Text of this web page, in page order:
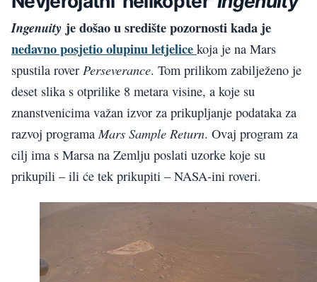
Ingenuity je došao u središte pozornosti kada je
nedavno posjetio olupinu letjelice koja je na Mars
spustila rover Perseverance. Tom prilikom zabilježeno je
deset slika s otprilike 8 metara visine, a koje su
znanstvenicima važan izvor za prikupljanje podataka za
razvoj programa Mars Sample Return. Ovaj program za
cilj ima s Marsa na Zemlju poslati uzorke koje su
prikupili – ili će tek prikupiti – NASA-ini roveri.